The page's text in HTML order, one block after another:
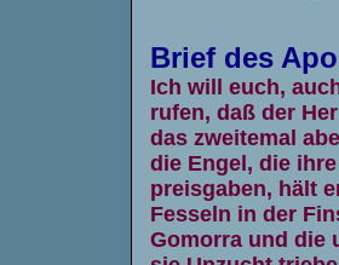
Brief des
Ich will euch,
rufen, daß der
das zweitemal
die Engel, die
preisgaben, hält
Fesseln in der
Gomorra und die